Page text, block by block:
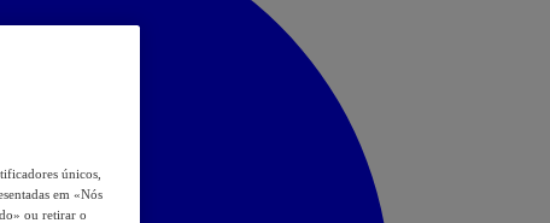
únicos,
em «Nós
ou retirar o